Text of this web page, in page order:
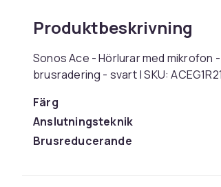
Produktbeskrivning
Sonos Ace - Hörlurar med
brusradering - svart | SKU:
Färg
Anslutningsteknik
Brusreducerande